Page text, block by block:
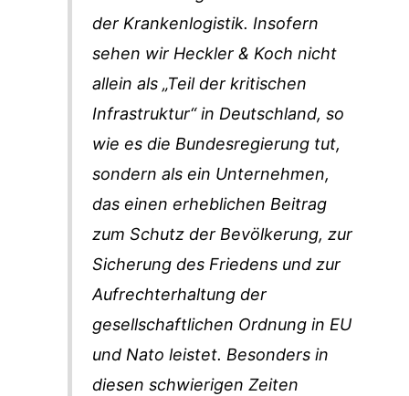
der Krankenlogistik. Insofern
sehen wir Heckler & Koch nicht
allein als „Teil der kritischen
Infrastruktur“ in Deutschland, so
wie es die Bundesregierung tut,
sondern als ein Unternehmen,
das einen erheblichen Beitrag
zum Schutz der Bevölkerung, zur
Sicherung des Friedens und zur
Aufrechterhaltung der
gesellschaftlichen Ordnung in EU
und Nato leistet. Besonders in
diesen schwierigen Zeiten